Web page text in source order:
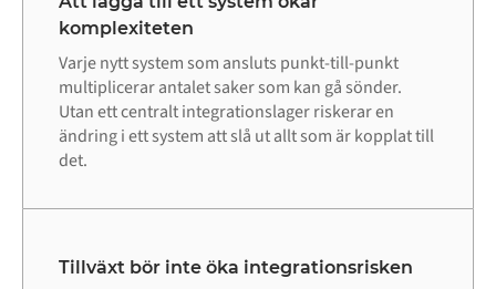
komplexiteten
Varje nytt system som ansluts punkt-till-punkt
multiplicerar antalet saker som kan gå sönder.
Utan ett centralt integrationslager riskerar en
ändring i ett system att slå ut allt som är kopplat till
det.
Tillväxt bör inte öka integrationsrisken